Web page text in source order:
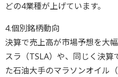
どの4業種が上げています。
4.個別銘柄動向
決算で売上高が市場予想を大
スラ（TSLA）や、同じく決算
た石油大手のマラソンオイル